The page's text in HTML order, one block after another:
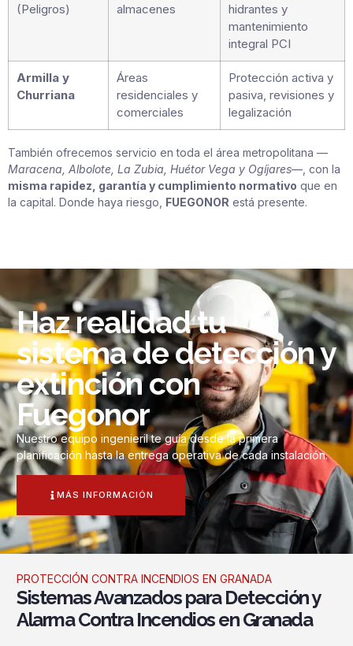
(Peligros)
almacenes
hidrantes y
mantenimiento
integral PCI
Armilla y
Churriana
Áreas
residenciales y
comerciales
Protección activa y
pasiva, revisiones y
legalización
También ofrecemos servicio en toda el área metropolitana —
Maracena, Albolote, La Zubia, Huétor Vega y Ogíjares—, con la
misma rapidez, garantía y cumplimiento normativo que en
la capital. Donde haya riesgo, FUEGONOR está presente.
Haz realidad tu
sistema de detección y
extinción con
Fuegonor
Nuestro equipo ingenieril te guía desde la primera
planificación hasta la entrega operativa de cada instalación.
MÁS INFORMACIÓN
PROTECCIÓN CONTRA INCENDIOS EN GRANADA
Sistemas Avanzados para Detección y
Alarma Contra Incendios en Granada